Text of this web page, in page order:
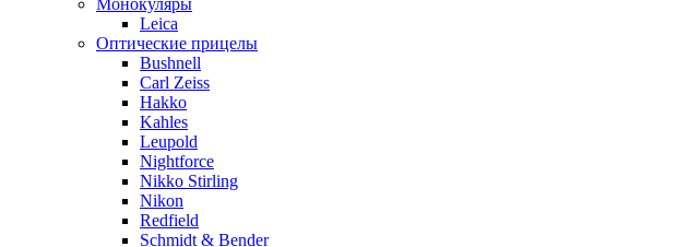
Монокуляры
Leica
Оптические прицелы
Bushnell
Carl Zeiss
Hakko
Kahles
Leupold
Nightforce
Nikko Stirling
Nikon
Redfield
Schmidt & Bender